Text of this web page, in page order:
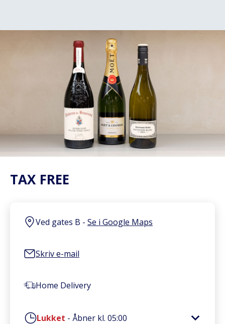
TAX FREE
Ved gates B - Se i Google Maps
Skriv e-mail
Home Delivery
Lukket - Åbner kl. 05:00